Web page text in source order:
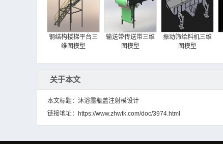
钢结构楼梯平台三
维图模型
输送带传送带三维
图模型
振动筛给料机三维
图模型
关于本文
本文标题：沐浴露瓶盖注射模设计
链接地址： https://www.zhwtk.com/doc/3974.html